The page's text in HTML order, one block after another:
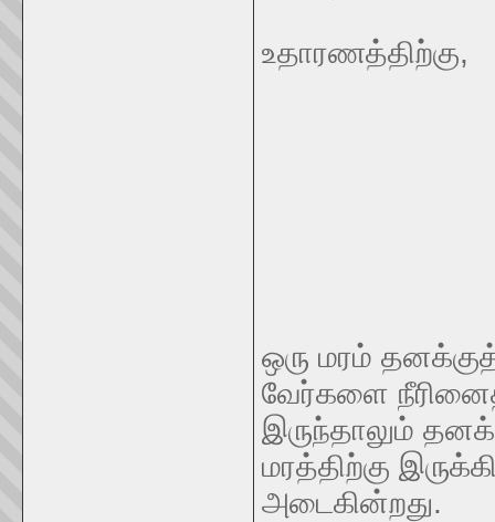
உதாரணத்திற்கு,
ஒரு மரம்
வேர்களை
இருந்தாலும்
மரத்திற்கு
அடைகின்றது.